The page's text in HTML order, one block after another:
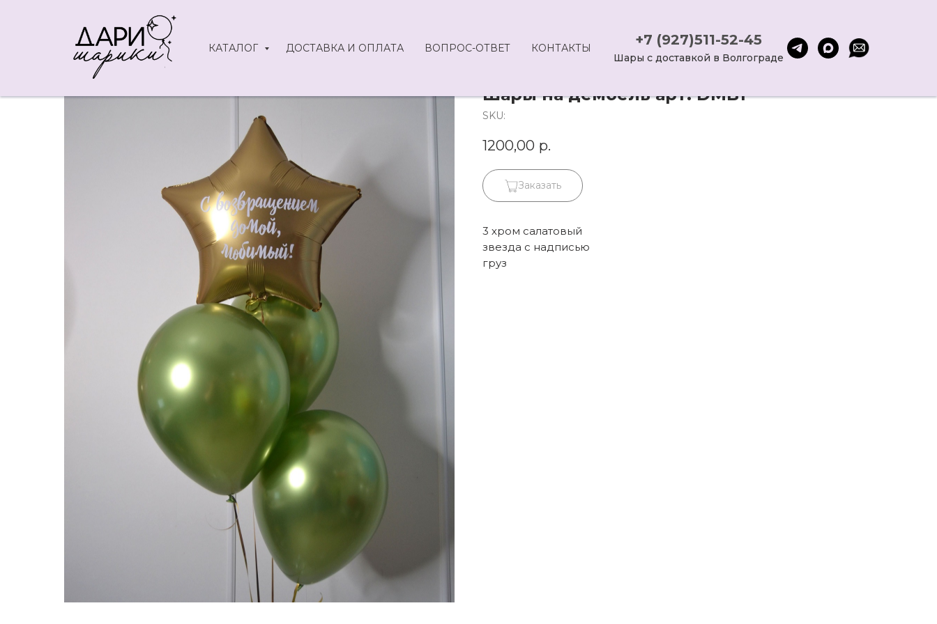
КАТАЛОГ ДОСТАВКА И ОПЛАТА ВОПРОС-ОТВЕТ КОНТАКТЫ +7 (927)511-52-45
Шары с доставкой в Волгограде
Шары на дембель арт. DMB1
SKU:
1200,00 р.
Заказать
3 хром салатовый
звезда с надписью
груз